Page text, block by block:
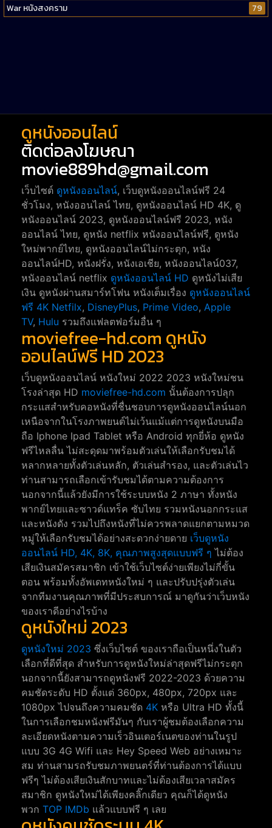
War หนังสงคราม
79
ดูหนังออนไลน์
ติดต่อลงโฆษณา
movie889hd@gmail.com
เว็บไซต์ ดูหนังออนไลน์, เว็บดูหนังออนไลน์ฟรี 24
ชั่วโมง, หนังออนไลน์ ไทย, ดูหนังออนไลน์ HD 4K, ดู
หนังออนไลน์ 2023, ดูหนังออนไลน์ฟรี 2023, หนัง
ออนไลน์ ไทย, ดูหนัง netflix หนังออนไลน์ฟรี, ดูหนัง
ใหม่พากย์ไทย, ดูหนังออนไลน์ไม่กระตุก, หนัง
ออนไลน์HD, หนังฝรั่ง, หนังเอเชีย, หนังออนไลน์037,
หนังออนไลน์ netflix ดูหนังออนไลน์ HD ดูหนังไม่เสีย
เงิน ดูหนังผ่านสมาร์ทโฟน หนังเต็มเรื่อง ดูหนังออนไลน์
ฟรี 4K Netfilx, DisneyPlus, Prime Video, Apple
TV, Hulu รวมถึงแฟลตฟอร์มอื่น ๆ
moviefree-hd.com ดูหนัง
ออนไลน์ฟรี HD 2023
เว็บดูหนังออนไลน์ หนังใหม่ 2022 2023 หนังใหม่ชน
โรงล่าสุด HD moviefree-hd.com นั้นต้องการปลุก
กระแสสำหรับคอหนังที่ชื่นชอบการดูหนังออนไลน์นอก
เหนือจากในโรงภาพยนต์ไม่เว้นแม้แต่การดูหนังบนมือ
ถือ Iphone Ipad Tablet หรือ Android ทุกยี่ห้อ ดูหนัง
ฟรีไหลลื่น ไม่สะดุดมาพร้อมตัวเล่นให้เลือกรับชมได้
หลากหลายทั้งตัวเล่นหลัก, ตัวเล่นสำรอง, และตัวเล่นไว
ท่านสามารถเลือกเข้ารับชมได้ตามความต้องการ
นอกจากนี้แล้วยังมีการใช้ระบบหนัง 2 ภาษา ทั้งหนัง
พากย์ไทยและซาวด์แทร็ค ซับไทย รวมหนังนอกกระแส
และหนังดัง รวมไปถึงหนังที่ไม่ควรพลาดแยกตามหมวด
หมู่ให้เลือกรับชมได้อย่างสะดวกง่ายดาย เว็บดูหนัง
ออนไลน์ HD, 4K, 8K, คุณภาพสูงสุดแบบฟรี ๆ ไม่ต้อง
เสียเงินสมัครสมาชิก เข้าใช้เว็บไซต์ง่ายเพียงไม่กี่ขั้น
ตอน พร้อมทั้งอัพเดทหนังใหม่ ๆ และปรับปรุ่งตัวเล่น
จากทีมงานคุณภาพที่มีประสบการณ์ มาดูกันว่าเว็บหนัง
ของเราดีอย่างไรบ้าง
ดูหนังใหม่ 2023
ดูหนังใหม่ 2023 ซึ่งเว็บไซต์ ของเราถือเป็นหนึ่งในตัว
เลือกที่ดีที่สุด สำหรับการดูหนังใหม่ล่าสุดฟรีไม่กระตุก
นอกจากนี้ยังสามารถดูหนังฟรี 2022-2023 ด้วยความ
คมชัดระดับ HD ตั้งแต่ 360px, 480px, 720px และ
1080px ไปจนถึงความคมชัด 4K หรือ Ultra HD ทั้งนี้
ในการเลือกชมหนังฟรีมันๆ กับเราผู้ชมต้องเลือกความ
ละเอียดหนังตามความเร็วอินเตอร์เนตของท่านในรูป
แบบ 3G 4G Wifi และ Hey Speed Web อย่างเหมาะ
สม ท่านสามรถรับชมภาพยนตร์ที่ท่านต้องการได้แบบ
ฟรีๆ ไม่ต้องเสียเงินสักบาทและไม่ต้องเสียเวลาสมัคร
สมาชิก ดูหนังใหม่ได้เพียงคลิ๊กเดียว คุณก็ได้ดูหนัง
พวก TOP IMDb แล้วแบบฟรี ๆ เลย